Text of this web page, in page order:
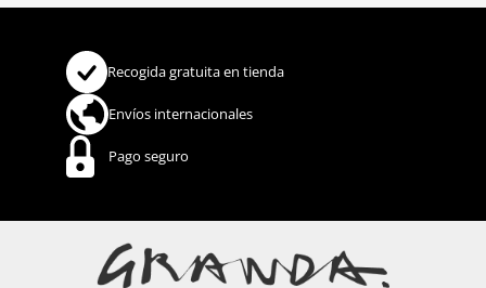
Recogida gratuita en tienda
Envíos internacionales
Pago seguro